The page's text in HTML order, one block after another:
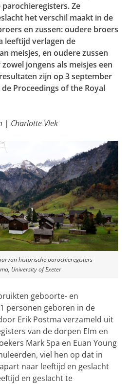
Ze
het verschil maakt in de
en zussen: oudere broers
leeftijd verlagen de
meisjes, en oudere zussen
jongens als meisjes een
zijn op 3 september
Proceedings of the Royal
| Charlotte Vlek
historische parochieregisters
University of Exeter
geboorte- en
personen geboren in de
Erik Postma verzameld uit
van de dorpen Elm en
Mark Spa en Euan Young
viel hen op dat in
naar leeftijd en geslacht
en geslacht te